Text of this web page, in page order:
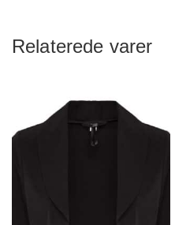
Relaterede varer